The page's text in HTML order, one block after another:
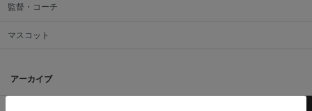
監督・コーチ
マスコット
アーカイブ